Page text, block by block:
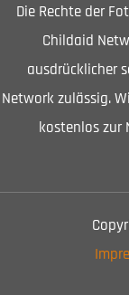
Die Rechte der
Childaid
ausdrücklicher
Network zulässig.
kostenlos zur